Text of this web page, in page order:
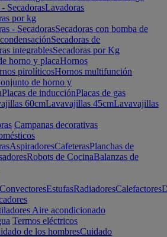
SecadorasLavadoras
por kg
- SecadorasSecadoras con bomba de
Secadoras de
integrablesSecadoras por Kg
horno y placaHornos
pirolíticosHornos multifunción
de horno y
Placas de inducciónPlacas de gas
60cmLavavajillas 45cmLavavajillas
Campanas decorativas
AspiradoresCafeterasPlanchas de
Robots de CocinaBalanzas de
ConvectoresEstufasRadiadoresCalefactores
Aire acondicionado
Termos eléctricos
de los hombresCuidado